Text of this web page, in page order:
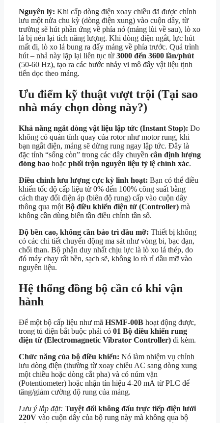
Nguyên lý: Khi cấp dòng điện xoay chiều đã được chỉnh
lưu một nửa chu kỳ (dòng điện xung) vào cuộn dây, từ
trường sẽ hút phần ứng về phía nó (máng lùi về sau), lò xo
lá bị nén lại tích năng lượng. Khi dòng điện ngắt, lực hút
mất đi, lò xo lá bung ra đẩy máng về phía trước. Quá trình
hút – nhả này lặp lại liên tục từ 3000 đến 3600 lần/phút
(50-60 Hz), tạo ra các bước nhảy vi mô đẩy vật liệu tịnh
tiến dọc theo máng.
Ưu điểm kỹ thuật vượt trội (Tại sao
nhà máy chọn dòng này?)
Khả năng ngắt dòng vật liệu lập tức (Instant Stop): Do
không có quán tính quay của rotor như motor rung, khi
bạn ngắt điện, máng sẽ dừng rung ngay lập tức. Đây là
đặc tính “sống còn” trong các dây chuyền cân định lượng
đóng bao hoặc phối trộn nguyên liệu tỷ lệ chính xác.
Điều chỉnh lưu lượng cực kỳ linh hoạt: Bạn có thể điều
khiển tốc độ cấp liệu từ 0% đến 100% công suất bằng
cách thay đổi điện áp (biên độ rung) cấp vào cuộn dây
thông qua một Bộ điều khiển điện từ (Controller) mà
không cần dùng biến tần điều chỉnh tần số.
Độ bền cao, không cần bảo trì dầu mỡ: Thiết bị không
có các chi tiết chuyển động ma sát như vòng bi, bạc đạn,
chổi than. Bộ phận duy nhất chịu lực là lò xo lá thép, do
đó máy chạy rất bền, sạch sẽ, không lo rò rỉ dầu mỡ vào
nguyên liệu.
Hệ thống đồng bộ cần có khi vận
hành
Để một bộ cấp liệu như mã HSMF-00B hoạt động được,
trong tủ điện bắt buộc phải có 01 Bộ điều khiển rung
điện từ (Electromagnetic Vibrator Controller) đi kèm.
Chức năng của bộ điều khiển: Nó làm nhiệm vụ chỉnh
lưu dòng điện (thường từ xoay chiều AC sang dòng xung
một chiều hoặc dòng cắt pha) và có núm vặn
(Potentiometer) hoặc nhận tín hiệu 4-20 mA từ PLC để
tăng/giảm cường độ rung của máng.
Lưu ý lắp đặt: Tuyệt đối không đấu trực tiếp điện lưới
220V vào cuộn dây của bộ rung này mà không qua bộ